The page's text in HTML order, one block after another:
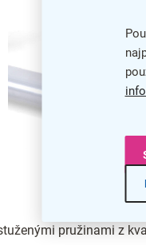
pružinami z